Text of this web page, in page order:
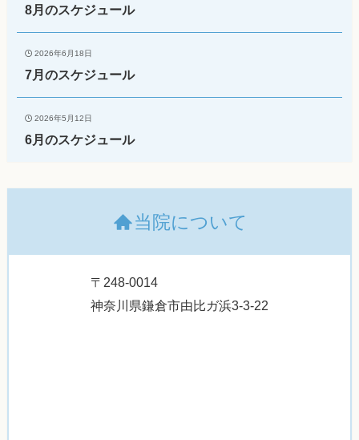
8月のスケジュール
2026年6月18日
7月のスケジュール
2026年5月12日
6月のスケジュール
当院について
〒248-0014
神奈川県鎌倉市由比ガ浜3-3-22